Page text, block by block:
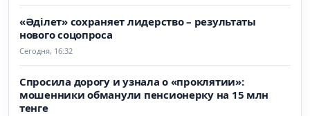
«Әділет» сохраняет лидерство – результаты
нового соцопроса
Сегодня, 16:32
Спросила дорогу и узнала о «проклятии»:
мошенники обманули пенсионерку на 15 млн
тенге